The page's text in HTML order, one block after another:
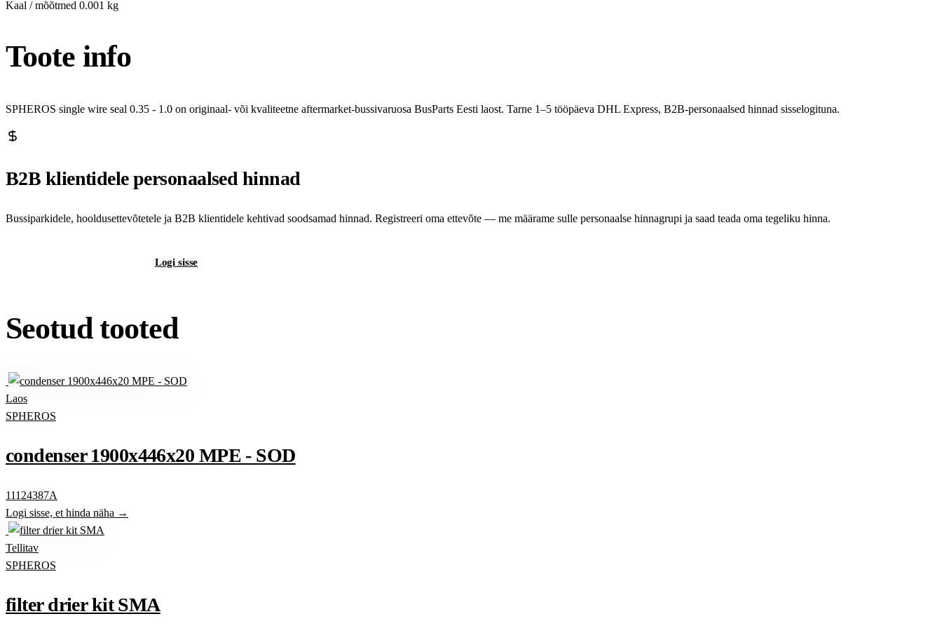
Kaal / mõõtmed 0.001 kg
Toote info
SPHEROS single wire seal 0.35 - 1.0 on originaal- või kvaliteetne aftermarket-bussivaruosa BusParts Eesti laost. Tarne 1–5 tööpäeva DHL Express, B2B-personaalsed hinnad sisselogituna.
B2B klientidele personaalsed hinnad
Bussiparkidele, hooldusettevõtetele ja B2B klientidele kehtivad soodsamad hinnad. Registreeri oma ettevõte — me määrame sulle personaalse hinnagrupi ja saad teada oma tegeliku hinna.
Logi sisse
Seotud tooted
Laos
SPHEROS
condenser 1900x446x20 MPE - SOD
11124387A
Logi sisse, et hinda näha →
Tellitav
SPHEROS
filter drier kit SMA